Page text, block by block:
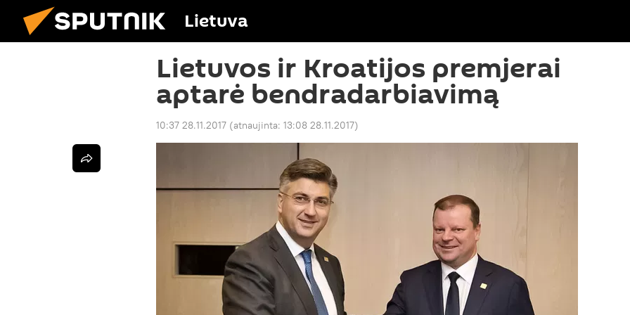
Lietuva
Lietuvos ir Kroatijos premjerai
aptarė bendradarbiavimą
10:37 28.11.2017 (atnaujinta: 13:08 28.11.2017)